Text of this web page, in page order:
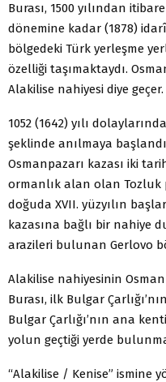
Burası, 1500 yılından
dönemine kadar (1878)
bölgedeki Türk yerleşme
özelliği taşımaktaydı.
Alakilise nahiyesi diye geçer.
1052 (1642) yılı
şeklinde anılmaya
Osmanpazarı kazası iki
ormanlık alan olan Tozluk
doğuda XVII. yüzyılın
kazasına bağlı bir nahiye
arazileri bulunan Gerlovo
Alakilise nahiyesinin
Burası, ilk Bulgar
Bulgar Çarlığı’nın ana
yolun geçtiği yerde
“Alakilise / Kenise” ismine